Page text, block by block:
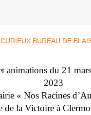
animations du 21
2023
« Nos Racines
de la Victoire à